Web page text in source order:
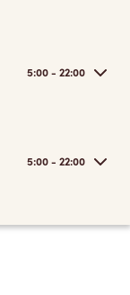
5:00 - 22:00
5:00 - 22:00